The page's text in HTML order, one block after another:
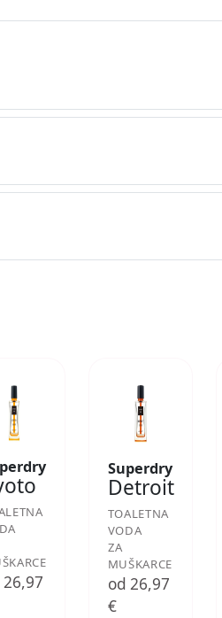
26,97
Superdry
Detroit
TOALETNA
VODA
ZA
MUŠKARCE
od 26,97
€